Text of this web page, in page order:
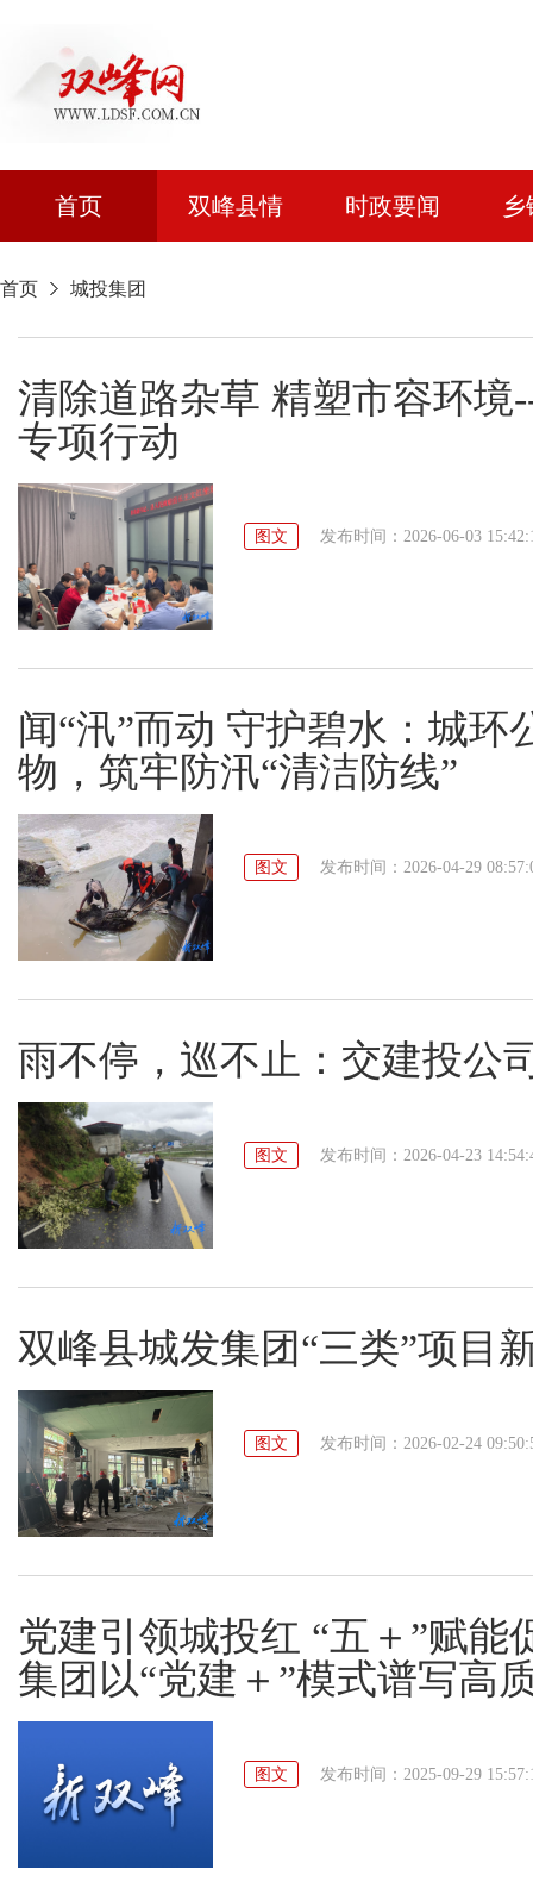
首页 双峰县情 时政要闻
首页 城投集团
清除道路杂草 精塑市容环
专项行动
图文 发布时间：2026-06-03
闻“汛”而动 守护碧水：城环
物，筑牢防汛“清洁防线”
图文 发布时间：2026-04-29
雨不停，巡不止：交建投公
图文 发布时间：2026-04-23
双峰县城发集团“三类”项目
图文 发布时间：2026-02-24
党建引领城投红 “五＋”赋
集团以“党建＋”模式谱写高
图文 发布时间：2025-09-29